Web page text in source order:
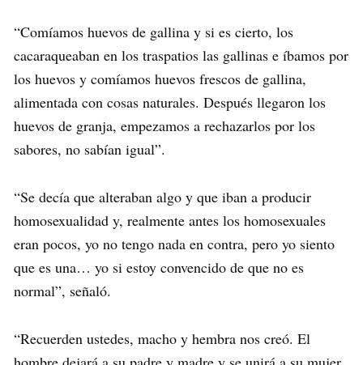
“Comíamos huevos de gallina y si es cierto, los
cacaraqueaban en los traspatios las gallinas e íbamos por
los huevos y comíamos huevos frescos de gallina,
alimentada con cosas naturales. Después llegaron los
huevos de granja, empezamos a rechazarlos por los
sabores, no sabían igual”.
“Se decía que alteraban algo y que iban a producir
homosexualidad y, realmente antes los homosexuales
eran pocos, yo no tengo nada en contra, pero yo siento
que es una… yo si estoy convencido de que no es
normal”, señaló.
“Recuerden ustedes, macho y hembra nos creó. El